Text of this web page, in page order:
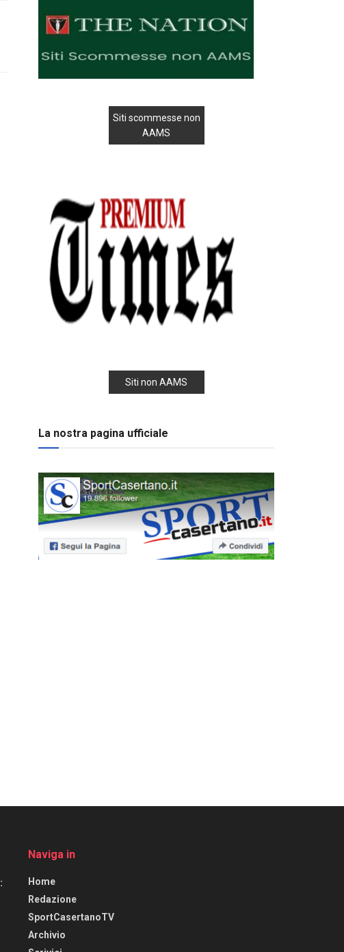
Siti scommesse non
AAMS
Siti non AAMS
La nostra pagina ufficiale
Naviga in
Home
Redazione
SportCasertanoTV
Archivio